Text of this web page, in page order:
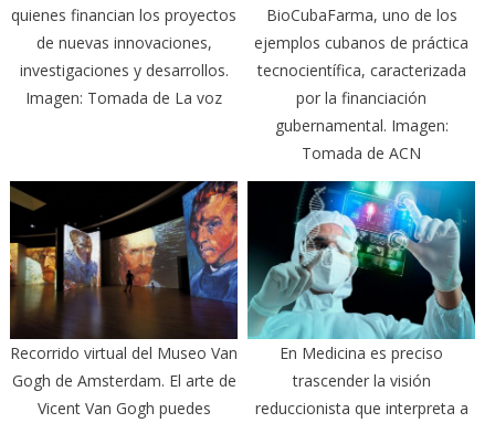
quienes financian los proyectos
de nuevas innovaciones,
investigaciones y desarrollos.
Imagen: Tomada de La voz
BioCubaFarma, uno de los
ejemplos cubanos de práctica
tecnocientífica, caracterizada
por la financiación
gubernamental. Imagen:
Tomada de ACN
Recorrido virtual del Museo Van
Gogh de Amsterdam. El arte de
Vicent Van Gogh puedes
En Medicina es preciso
trascender la visión
reduccionista que interpreta a